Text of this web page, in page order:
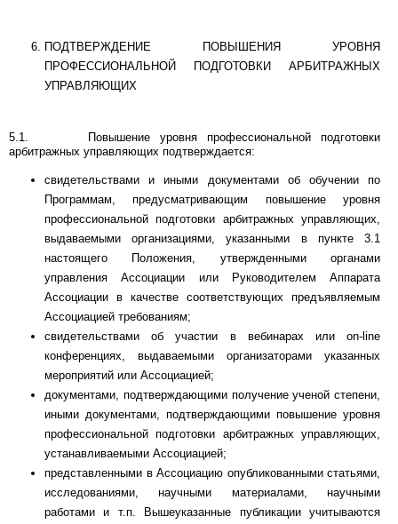
ПОДТВЕРЖДЕНИЕ ПОВЫШЕНИЯ УРОВНЯ
ПРОФЕССИОНАЛЬНОЙ ПОДГОТОВКИ АРБИТРАЖНЫХ
УПРАВЛЯЮЩИХ
5.1. Повышение уровня профессиональной подготовки
арбитражных управляющих подтверждается:
свидетельствами и иными документами об обучении по
Программам, предусматривающим повышение уровня
профессиональной подготовки арбитражных управляю­щих,
выдаваемыми организациями, указанными в пункте 3.1
настоящего Положения, утвержденными органами
управления Ассоциации или Руководителем Аппарата
Ассоциации в качестве соответствующих предъявляемым
Ассоциацией требованиям;
свидетельствами об участии в вебинарах или on-line
конференциях, выдаваемыми организаторами указанных
мероприятий или Ассоциацией;
документами, подтверждающими получение ученой степени,
иными документами, подтверждающими повышение уровня
профессиональной подготовки арбитражных управляющих,
устанавливаемыми Ассоциацией;
представленными в Ассоциацию опубликованными статьями,
исследованиями, науч­ными материалами, научными
работами и т.п. Вышеуказанные публикации учиты­ваются